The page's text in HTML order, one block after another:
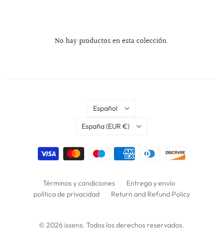
No hay productos en esta colección.
Términos y condiciones
Entrega y envío
política de privacidad
Return and Refund Policy
© 2026 issens. Todos los derechos reservados.
Idioma
Español
País
España (EUR €)